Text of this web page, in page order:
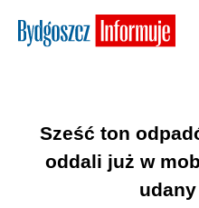
Sześć ton
oddali już w